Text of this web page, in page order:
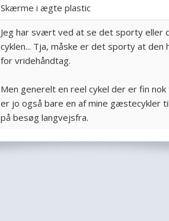
Skærme i ægte plastic
Jeg har svært ved at se det sporty eller
cyklen... Tja, måske er det sporty at
for vridehåndtag.
Men generelt en reel cykel der er fin
er jo også bare en af mine gæstecykler
på besøg langvejsfra.